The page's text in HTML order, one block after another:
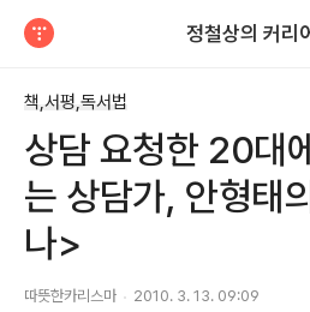
정철상의 커리
책,서평,독서법
상담 요청한 20대
는 상담가, 안형태
나>
따뜻한카리스마 2010. 3. 13. 09:09